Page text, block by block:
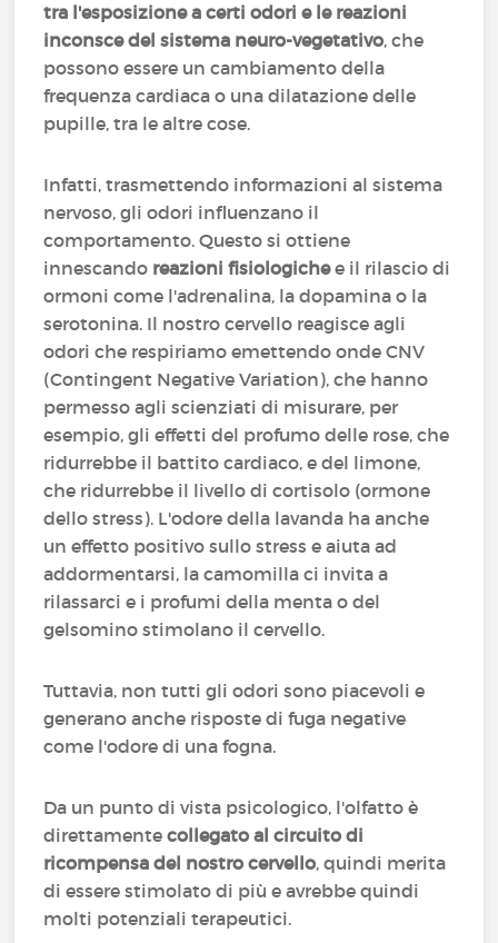
tra l'esposizione a certi odori e le reazioni
inconsce del sistema neuro-vegetativo, che
possono essere un cambiamento della
frequenza cardiaca o una dilatazione delle
pupille, tra le altre cose.
Infatti, trasmettendo informazioni al sistema
nervoso, gli odori influenzano il
comportamento. Questo si ottiene
innescando reazioni fisiologichee il rilascio di
ormoni come l'adrenalina, la dopamina o la
serotonina. Il nostro cervello reagisce agli
odori che respiriamo emettendo onde CNV
(Contingent Negative Variation), che hanno
permesso agli scienziati di misurare, per
esempio, gli effetti del profumo delle rose, che
ridurrebbe il battito cardiaco, e del limone,
che ridurrebbe il livello di cortisolo (ormone
dello stress). L'odore della lavanda ha anche
un effetto positivo sullo stress e aiuta ad
addormentarsi, la camomilla ci invita a
rilassarci e i profumi della menta o del
gelsomino stimolano il cervello.
Tuttavia, non tutti gli odori sono piacevoli e
generano anche risposte di fuga negative
come l'odore di una fogna.
Da un punto di vista psicologico, l'olfatto è
direttamentecollegato al circuito di
ricompensa del nostro cervello, quindi merita
di essere stimolato di più e avrebbe quindi
molti potenziali terapeutici.